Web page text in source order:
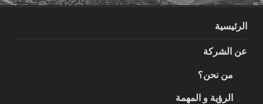
الرئيسية
عن الشركة
من نحن؟
الرؤية و المهمة